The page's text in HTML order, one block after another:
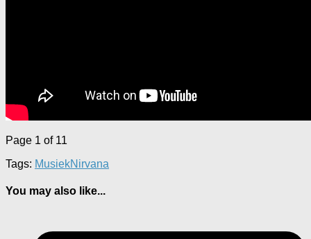
Page 1 of 11
Tags: MusiekNirvana
You may also like...